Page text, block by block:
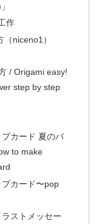
作
niceno1）
/ Origami easy!
step by step
プカード 夏のバ
to make
カード〜pop
ラストメッセー